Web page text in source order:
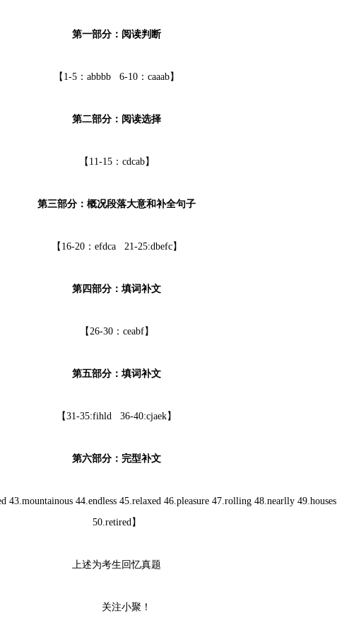
第一部分：阅读判断
【1-5：abbbb 6-10：caaab】
第二部分：阅读选择
【11-15：cdcab】
第三部分：概况段落大意和补全句子
【16-20：efdca 21-25:dbefc】
第四部分：填词补文
【26-30：ceabf】
第五部分：填词补文
【31-35:fihld 36-40:cjaek】
第六部分：完型补文
43.mountainous 44.endless 45.relaxed 46.pleasure 47.rolling 48.nearlly 49.houses
50.retired】
上述为考生回忆真题
关注小聚！